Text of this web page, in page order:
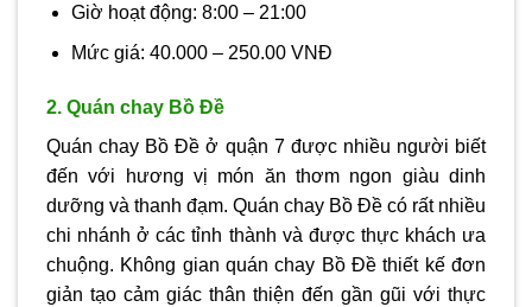
Giờ hoạt động: 8:00 – 21:00
Mức giá: 40.000 – 250.00 VNĐ
2. Quán chay Bồ Đề
Quán chay Bồ Đề ở quận 7 được nhiều người biết
đến với hương vị món ăn thơm ngon giàu dinh
dưỡng và thanh đạm. Quán chay Bồ Đề có rất nhiều
chi nhánh ở các tỉnh thành và được thực khách ưa
chuộng. Không gian quán chay Bồ Đề thiết kế đơn
giản tạo cảm giác thân thiện đến gần gũi với thực